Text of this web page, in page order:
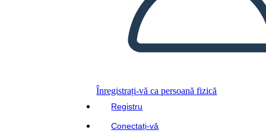
Înregistrați-vă ca persoană fizică
Registru
Conectați-vă